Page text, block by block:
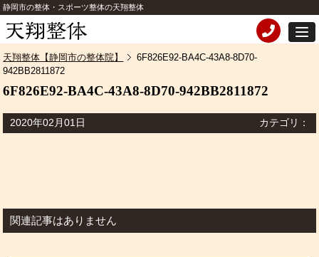
静岡市の整体・スポーツ整体の天翔整体
天翔整体【静岡市の整体院】
6F826E92-BA4C-43A8-8D70-
942BB2811872
6F826E92-BA4C-43A8-8D70-942BB2811872
2020年02月01日 カテゴリ：
関連記事はありません